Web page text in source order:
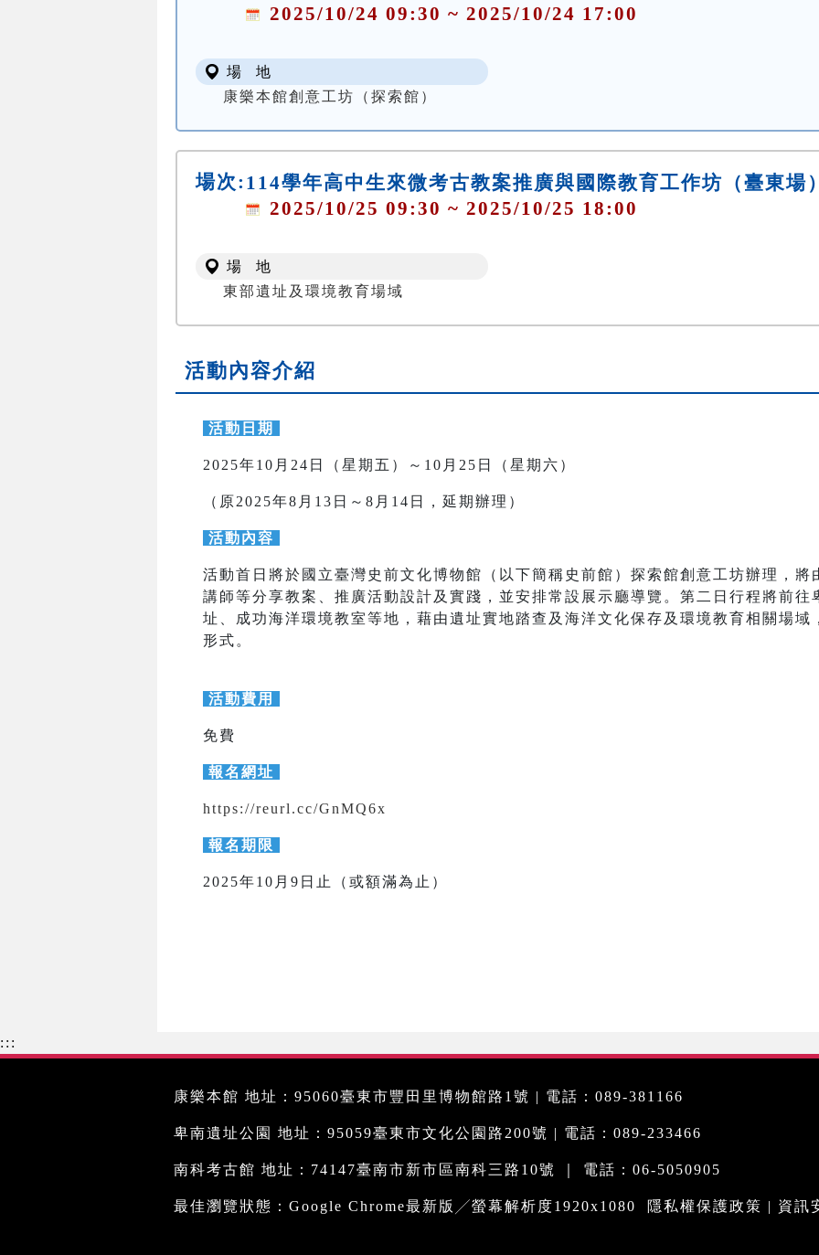
2025/10/24 09:30 ~ 2025/10/24 17:00
場 地
康樂本館創意工坊（探索館）
場次: 114學年高中生來微考古教案推廣與國際教育工作坊（臺東場
2025/10/25 09:30 ~ 2025/10/25 18:00
場 地
東部遺址及環境教育場域
活動內容介紹
活動日期
2025年10月24日（星期五）～10月25日（星期六）
（原2025年8月13日～8月14日，延期辦理）
活動內容
活動首日將於國立臺灣史前文化博物館（以下簡稱史前館）探索館創意工坊辦理，
講師等分享教案、推廣活動設計及實踐，並安排常設展示廳導覽。第二日行程將前往
址、成功海洋環境教室等地，藉由遺址實地踏查及海洋文化保存及環境教育相關場
形式。
活動費用
免費
報名網址
https://reurl.cc/GnMQ6x
報名期限
2025年10月9日止（或額滿為止）
:::
康樂本館 地址：95060臺東市豐田里博物館路1號 | 電話：089-381166
卑南遺址公園 地址：95059臺東市文化公園路200號 | 電話：089-233466
南科考古館 地址：74147臺南市新市區南科三路10號 ｜ 電話：06-5050905
最佳瀏覽狀態：Google Chrome最新版╱螢幕解析度1920x1080 隱私權保護政策 | 資訊